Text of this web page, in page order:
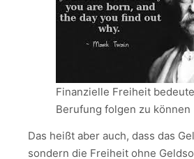
Finanzielle Freiheit
Berufung folgen zu können
Das heißt aber auch, dass das
sondern die Freiheit ohne